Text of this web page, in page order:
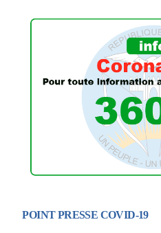
POINT PRESSE COVID-19